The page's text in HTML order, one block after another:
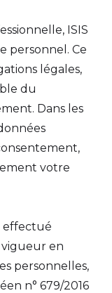
ISIS
personnel. Ce
légales,
du
Dans les
votre
effectué
en
personnelles,
n° 679/2016